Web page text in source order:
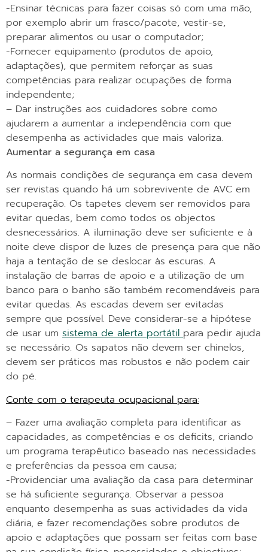
-Ensinar técnicas para fazer coisas só com uma mão,
por exemplo abrir um frasco/pacote, vestir-se,
preparar alimentos ou usar o computador;
-Fornecer equipamento (produtos de apoio,
adaptações), que permitem reforçar as suas
competências para realizar ocupações de forma
independente;
– Dar instruções aos cuidadores sobre como
ajudarem a aumentar a independência com que
desempenha as actividades que mais valoriza.
Aumentar a segurança em casa
As normais condições de segurança em casa devem
ser revistas quando há um sobrevivente de AVC em
recuperação. Os tapetes devem ser removidos para
evitar quedas, bem como todos os objectos
desnecessários. A iluminação deve ser suficiente e à
noite deve dispor de luzes de presença para que não
haja a tentação de se deslocar às escuras. A
instalação de barras de apoio e a utilização de um
banco para o banho são também recomendáveis para
evitar quedas. As escadas devem ser evitadas
sempre que possível. Deve considerar-se a hipótese
de usar um sistema de alerta portátilpara pedir ajuda
se necessário. Os sapatos não devem ser chinelos,
devem ser práticos mas robustos e não podem cair
do pé.
Conte com o terapeuta ocupacional para:
– Fazer uma avaliação completa para identificar as
capacidades, as competências e os deficits, criando
um programa terapêutico baseado nas necessidades
e preferências da pessoa em causa;
-Providenciar uma avaliação da casa para determinar
se há suficiente segurança. Observar a pessoa
enquanto desempenha as suas actividades da vida
diária, e fazer recomendações sobre produtos de
apoio e adaptações que possam ser feitas com base